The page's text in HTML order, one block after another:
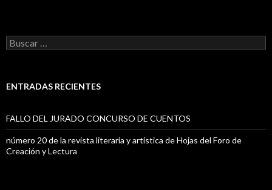
B
u
a
ENTRADAS RECIENTES
FALLO DEL JURADO CONCURSO DE CUENTOS
número 20 de la revista literaria y artística de Hojas del Foro de
Creación y Lectura